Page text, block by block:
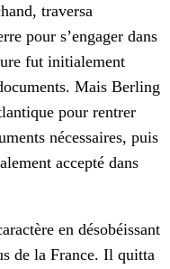
traversa
pour s’engager dans
fut initialement
Mais Berling
pour rentrer
nécessaires, puis
accepté dans
en désobéissant
de la France. Il quitta